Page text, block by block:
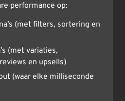
performance op:
(met filters, sortering en
(met variaties,
en upsells)
(waar elke milliseconde